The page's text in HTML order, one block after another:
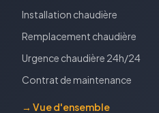
Installation chaudière
Remplacement chaudière
Urgence chaudière 24h/24
Contrat de maintenance
→ Vue d'ensemble